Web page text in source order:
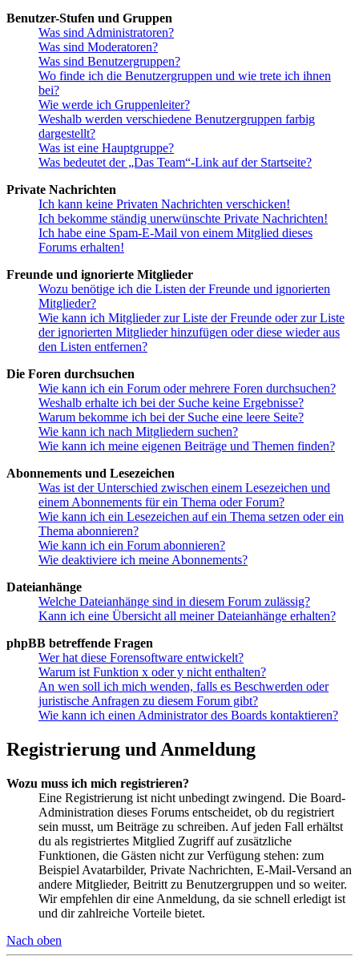
Benutzer-Stufen und Gruppen
Was sind Administratoren?
Was sind Moderatoren?
Was sind Benutzergruppen?
Wo finde ich die Benutzergruppen und wie trete ich ihnen
bei?
Wie werde ich Gruppenleiter?
Weshalb werden verschiedene Benutzergruppen farbig
dargestellt?
Was ist eine Hauptgruppe?
Was bedeutet der „Das Team“-Link auf der Startseite?
Private Nachrichten
Ich kann keine Privaten Nachrichten verschicken!
Ich bekomme ständig unerwünschte Private Nachrichten!
Ich habe eine Spam-E-Mail von einem Mitglied dieses
Forums erhalten!
Freunde und ignorierte Mitglieder
Wozu benötige ich die Listen der Freunde und ignorierten
Mitglieder?
Wie kann ich Mitglieder zur Liste der Freunde oder zur Liste
der ignorierten Mitglieder hinzufügen oder diese wieder aus
den Listen entfernen?
Die Foren durchsuchen
Wie kann ich ein Forum oder mehrere Foren durchsuchen?
Weshalb erhalte ich bei der Suche keine Ergebnisse?
Warum bekomme ich bei der Suche eine leere Seite?
Wie kann ich nach Mitgliedern suchen?
Wie kann ich meine eigenen Beiträge und Themen finden?
Abonnements und Lesezeichen
Was ist der Unterschied zwischen einem Lesezeichen und
einem Abonnements für ein Thema oder Forum?
Wie kann ich ein Lesezeichen auf ein Thema setzen oder ein
Thema abonnieren?
Wie kann ich ein Forum abonnieren?
Wie deaktiviere ich meine Abonnements?
Dateianhänge
Welche Dateianhänge sind in diesem Forum zulässig?
Kann ich eine Übersicht all meiner Dateianhänge erhalten?
phpBB betreffende Fragen
Wer hat diese Forensoftware entwickelt?
Warum ist Funktion x oder y nicht enthalten?
An wen soll ich mich wenden, falls es Beschwerden oder
juristische Anfragen zu diesem Forum gibt?
Wie kann ich einen Administrator des Boards kontaktieren?
Registrierung und Anmeldung
Wozu muss ich mich registrieren?
Eine Registrierung ist nicht unbedingt zwingend. Die Board-
Administration dieses Forums entscheidet, ob du registriert
sein musst, um Beiträge zu schreiben. Auf jeden Fall erhältst
du als registriertes Mitglied Zugriff auf zusätzliche
Funktionen, die Gästen nicht zur Verfügung stehen: zum
Beispiel Avatarbilder, Private Nachrichten, E-Mail-Versand an
andere Mitglieder, Beitritt zu Benutzergruppen und so weiter.
Wir empfehlen dir eine Anmeldung, da sie schnell erledigt ist
und dir zahlreiche Vorteile bietet.
Nach oben